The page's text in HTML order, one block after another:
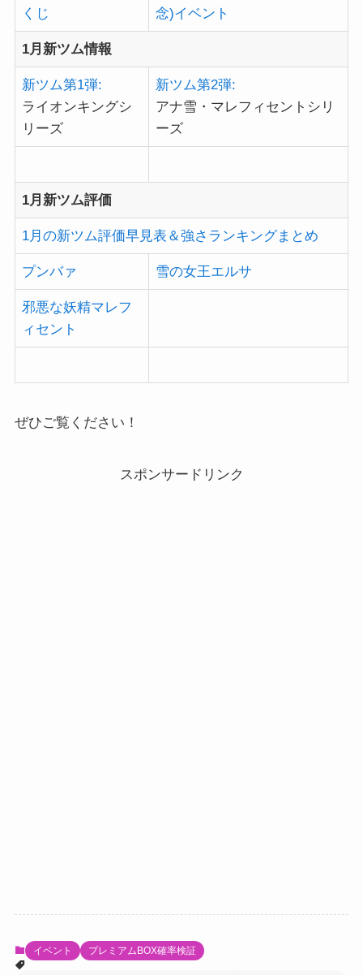
くじ
念)イベント
1月新ツム情報
新ツム第1弾:
ライオンキングシ
リーズ
新ツム第2弾:
アナ雪・マレフィセントシリ
ーズ
1月新ツム評価
1月の新ツム評価早見表＆強さランキングまとめ
プンバァ 雪の女王エルサ
邪悪な妖精マレフ
ィセント
ぜひご覧ください！
スポンサードリンク
イベント プレミアムBOX確率検証